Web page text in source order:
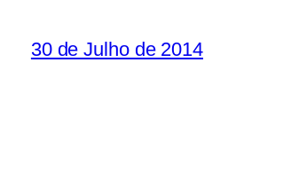
30 de Julho de 2014